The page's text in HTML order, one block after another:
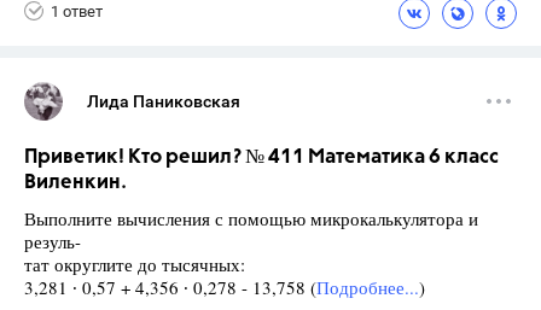
1 ответ
Лида Паниковская
Приветик! Кто решил? № 411 Математика 6 класс
Виленкин.
Выполните вычисления с помощью микрокалькулятора и
резуль-
тат округлите до тысячных:
3,281 ∙ 0,57 + 4,356 ∙ 0,278 - 13,758 (Подробнее...)